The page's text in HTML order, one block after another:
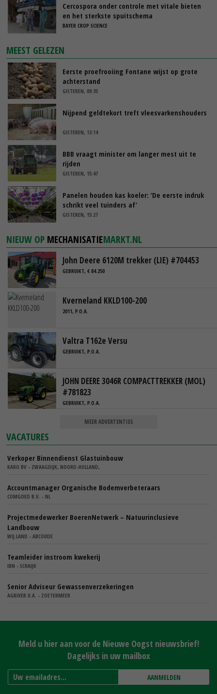
Cercospora onder controle met vitale bieten
en het sterkste spuitschema
BAYER CROP SCIENCE
MEEST GELEZEN
Eerste proefrooiing Fontane wijst op grote
achterstand
GISTEREN, 09:35
Nijpend geldtekort treft vleesvarkenshouders
GISTEREN, 13:14
BBB vraagt minister om langer mest uit te
rijden
GISTEREN, 15:47
Panelen houden kas koeler: ‘De eerste indruk
schrikt veel tuinders af’
GISTEREN, 15:27
NIEUW OP MECHANISATIEMARKT.NL
John Deere 6120M trekker (LIE) #704453
GEBRUIKT, € 84.250
Kverneland KKLD100-200
2011, P.O.A.
Valtra T162e Versu
GEBRUIKT, P.O.A.
JOHN DEERE 3046R COMPACTTREKKER (MOL)
#781823
GEBRUIKT, P.O.A.
MEER ADVERTENTIES
VACATURES
Verkoper Binnendienst Glastuinbouw
KARO BV - ZWAAGDIJK, NOORD-HOLLAND,
Accountmanager Organische Bodemverbeteraars
COMGOED B.V. - NL
Projectmedewerker BoerenNetwerk – Natuurinclusieve
Landbouw
WIJ.LAND - ABCOUDE
Teamleider instroom kwekerij
IBN - SCHAIJK
Senior Adviseur Gewassenverzekeringen
AGRIVER U.A. - ZOETERMEER
Meld u hier aan voor de Nieuwe Oogst nieuwsbrief!
Dagelijks in uw mailbox
AANMELDEN